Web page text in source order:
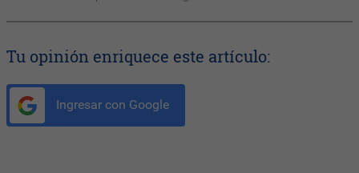
Tu opinión enriquece este artículo:
Ingresar con Google